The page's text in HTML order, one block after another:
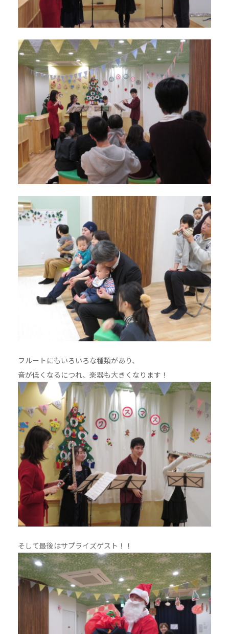
フルートにもいろいろな種類があり、
音が低くなるにつれ、楽器も大きくなります！
そして最後はサプライズゲスト！！